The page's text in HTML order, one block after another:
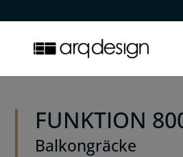
FUNKTION
Balkongräcke